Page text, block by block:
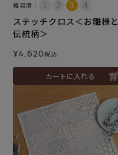
難易度：
ステッチクロス＜お雛様と
伝統柄＞
¥4,620税込
カートに入れる